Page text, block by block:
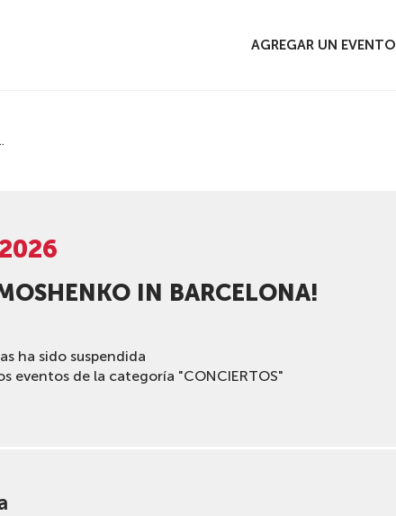
AGREGAR UN EVENTO
IN BARCELONA!
ha sido suspendida
eventos de la categoría "CONCIERTOS"